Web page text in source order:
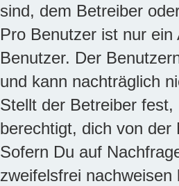
sind, dem Betreiber
Pro Benutzer ist nur
Benutzer. Der
und kann nachträglich
Stellt der Betreiber
berechtigt, dich von
Sofern Du auf
zweifelsfrei